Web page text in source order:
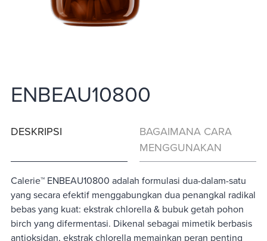
ENBEAU10800
DESKRIPSI
BAGAIMANA CARA
MENGGUNAKAN
Calerie™ ENBEAU10800 adalah formulasi dua-dalam-satu
yang secara efektif menggabungkan dua penangkal radikal
bebas yang kuat: ekstrak chlorella & bubuk getah pohon
birch yang difermentasi. Dikenal sebagai mimetik berbasis
antioksidan, ekstrak chlorella memainkan peran penting